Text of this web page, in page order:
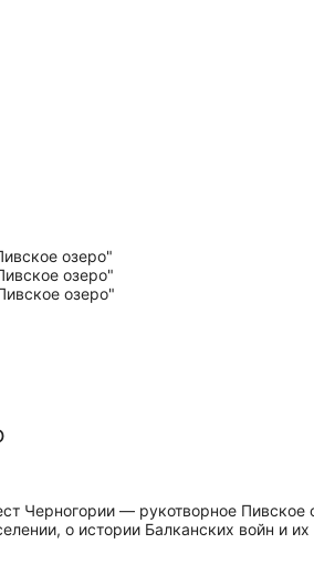
Черногории — рукотворное
о истории Балканских войн и